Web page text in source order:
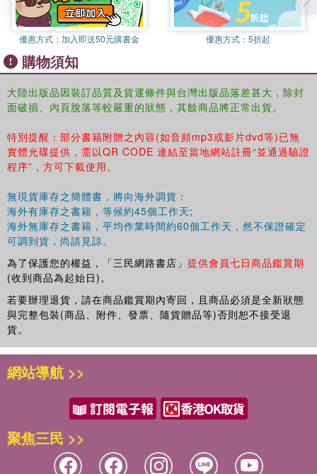
優惠方式： 加入即送50元購書金 優惠方式： 5折起
購物須知
大陸出版品因裝訂品質及貨運條件與台灣出版品落差甚大，除封
面破損、內頁脫落等較嚴重的狀態，其餘商品將正常出貨。
特別提醒：部分書籍附贈之內容(如音頻mp3或影片dvd等)已無
實體光碟提供，需以QR CODE 連結至當地網站註冊“並通過驗證
程序”，方可下載使用。
無現貨庫存之簡體書，將向海外調貨：
海外有庫存之書籍，等候約45個工作天;
海外無庫存之書籍，平均作業時間約60個工作天，然不保證確定
可調到貨，尚請見諒。
為了保護您的權益，「三民網路書店」 提供會員七日商品鑑賞期
(收到商品為起始日)。
若要辦理退貨，請在商品鑑賞期內寄回，且商品必須是全新狀態
與完整包裝(商品、附件、發票、隨貨贈品等)否則恕不接受退
貨。
網站導航 >>
聚焦三民 >>